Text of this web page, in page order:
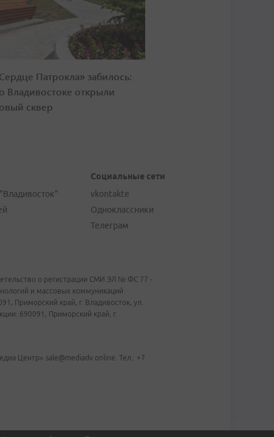
Патрокла» забилось:
Владивостоке открыли
сквер
Социальные сети
vkontakte
Одноклассники
Телеграм
о регистрации СМИ ЭЛ № ФС 77 -
и массовых коммуникаций
Приморский край, г. Владивосток, ул.
690091, Приморский край, г.
Центр» sale@mediadv.online. Тел.: +7